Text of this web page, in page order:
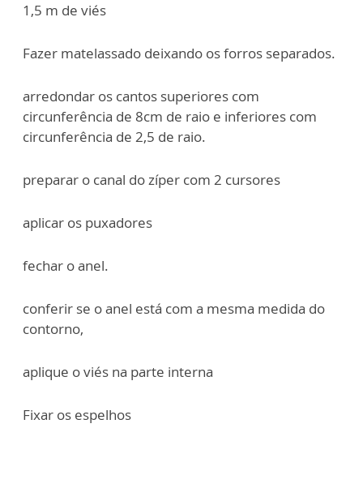
1,5 m de viés
Fazer matelassado deixando os forros separados.
⁠arredondar os cantos superiores com
circunferência de 8cm de raio e inferiores com
circunferência de 2,5 de raio.
⁠preparar o canal do zíper com 2 cursores
⁠aplicar os puxadores
⁠fechar o anel.
⁠conferir se o anel está com a mesma medida do
contorno,
⁠aplique o viés na parte interna
Fixar os espelhos